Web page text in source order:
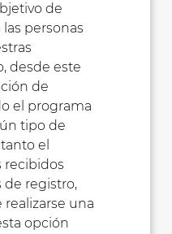
de
personas
desde este
de
el programa
tipo de
el
recibidos
de registro,
una
opción